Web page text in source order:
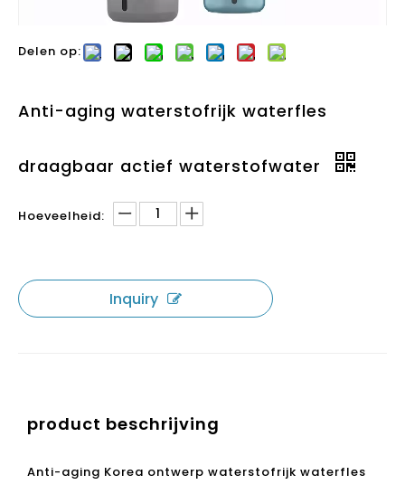
Delen op:
Anti-aging waterstofrijk waterfles
draagbaar actief waterstofwater
Inquiry